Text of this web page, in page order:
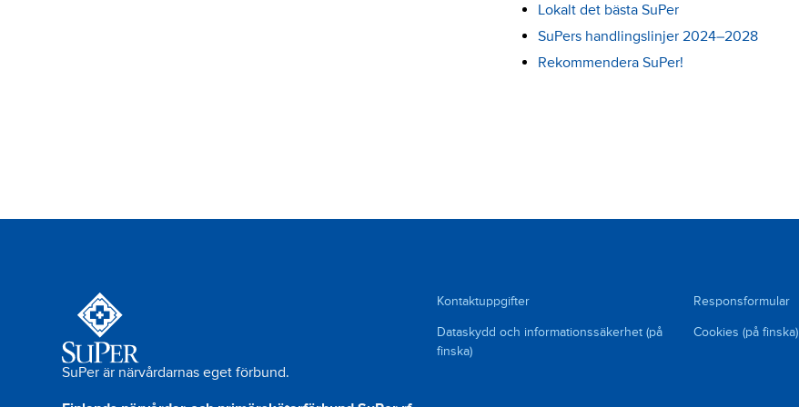
Lokalt det bästa SuPer
SuPers handlingslinjer 2024–2028
Rekommendera SuPer!
SuPer är närvårdarnas eget förbund.
Kontaktuppgifter
Responsformular
Dataskydd och informationssäkerhet (på
finska)
Cookies (på finska)